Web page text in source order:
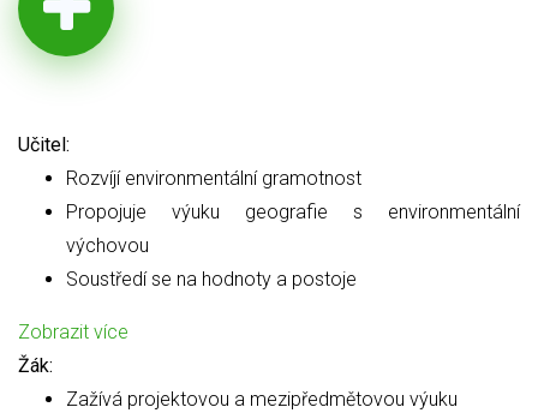
Učitel:
Rozvíjí environmentální gramotnost
Propojuje výuku geografie s environmentální
výchovou
Soustředí se na hodnoty a postoje
Zobrazit více
Žák:
Zažívá projektovou a mezipředmětovou výuku